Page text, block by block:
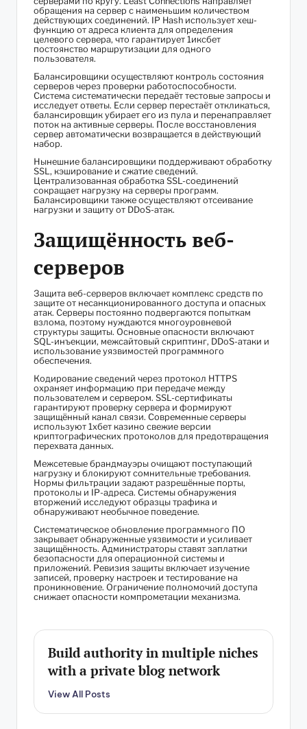
обращения на сервер с наименьшим количеством
действующих соединений. IP Hash использует хеш-
функцию от адреса клиента для определения
целевого сервера, что гарантирует 1иксбет
постоянство маршрутизации для одного
пользователя.
Балансировщики осуществляют контроль состояния
серверов через проверки работоспособности.
Система систематически передаёт тестовые запросы и
исследует ответы. Если сервер перестаёт откликаться,
балансировщик убирает его из пула и перенаправляет
поток на активные серверы. После восстановления
сервер автоматически возвращается в действующий
набор.
Нынешние балансировщики поддерживают обработку
SSL, кэширование и сжатие сведений.
Централизованная обработка SSL-соединений
сокращает нагрузку на серверы программ.
Балансировщики также осуществляют отсеивание
нагрузки и защиту от DDoS-атак.
Защищённость веб-
серверов
Защита веб-серверов включает комплекс средств по
защите от несанкционированного доступа и опасных
атак. Серверы постоянно подвергаются попыткам
взлома, поэтому нуждаются многоуровневой
структуры защиты. Основные опасности включают
SQL-инъекции, межсайтовый скриптинг, DDoS-атаки и
использование уязвимостей программного
обеспечения.
Кодирование сведений через протокол HTTPS
охраняет информацию при передаче между
пользователем и сервером. SSL-сертификаты
гарантируют проверку сервера и формируют
защищённый канал связи. Современные серверы
используют 1хбет казино свежие версии
криптографических протоколов для предотвращения
перехвата данных.
Межсетевые брандмауэры очищают поступающий
нагрузку и блокируют сомнительные требования.
Нормы фильтрации задают разрешённые порты,
протоколы и IP-адреса. Системы обнаружения
вторжений исследуют образцы трафика и
обнаруживают необычное поведение.
Систематическое обновление программного ПО
закрывает обнаруженные уязвимости и усиливает
защищённость. Администраторы ставят заплатки
безопасности для операционной системы и
приложений. Ревизия защиты включает изучение
записей, проверку настроек и тестирование на
проникновение. Ограничение полномочий доступа
снижает опасности компрометации механизма.
Build authority in multiple niches
with a private blog network
View All Posts